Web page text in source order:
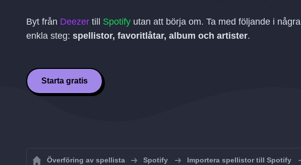
Byt från Deezer till Spotify utan att börja om. Ta med följande i några
enkla steg: spellistor, favoritlåtar, album och artister.
Starta gratis
Överföring av spellista Spotify Importera spellistor till Spotify